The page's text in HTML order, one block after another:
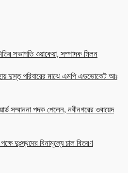
সভাপতি ওয়াকেয়া, সম্পাদক মিলন
দুস্ত পরিবারের মাঝে এমপি এডভোকেট আঃ
সম্মাননা পদক পেলেন, নবীনগরের ওবায়েদ
দুঃস্থদের বিনামূল্যে চাল বিতরণ